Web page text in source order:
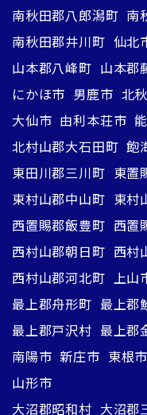
南秋田郡八郎潟町 南
南秋田郡井川町 仙北
山本郡八峰町 山本郡
にかほ市 男鹿市 北
大仙市 由利本荘市
北村山郡大石田町 飽
東田川郡三川町 東置
東村山郡中山町 東村
西置賜郡飯豊町 西置
西村山郡朝日町 西村
西村山郡河北町 上山
最上郡舟形町 最上郡
最上郡戸沢村 最上郡
南陽市 新庄市 東根市
山形市
大沼郡昭和村 大沼郡